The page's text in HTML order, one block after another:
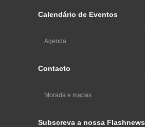
Calendário de Eventos
Agenda
Contacto
Morada e mapas
Subscreva a nossa Flashnews